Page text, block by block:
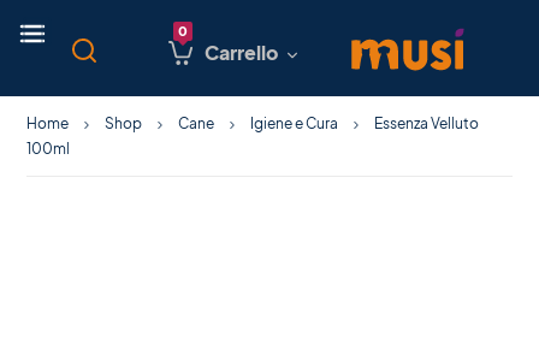
Carrello
Home Shop Cane Igiene e Cura
Essenza Velluto
100ml